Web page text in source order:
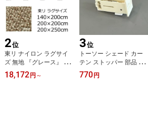
2位
東リ ナイロン ラグサイ
ズ 無地 『グレース』 撥
水 防汚 防ダニ 全7色 オ
ールシーズン 無地 絨毯
18,172 円 ～
3位
トーソー シェード カー
テン ストッパー 部品 ロ
ーマンシェード パディナ
用 ストッパー 修理用部
770 円